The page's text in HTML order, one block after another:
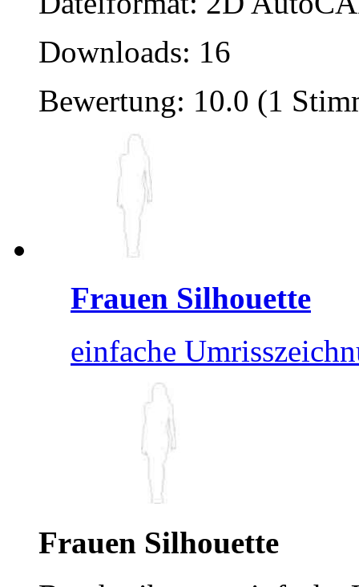
Downloads: 16
Bewertung: 10.0 (1
Frauen Silhouette
einfache
Frauen Silhouette